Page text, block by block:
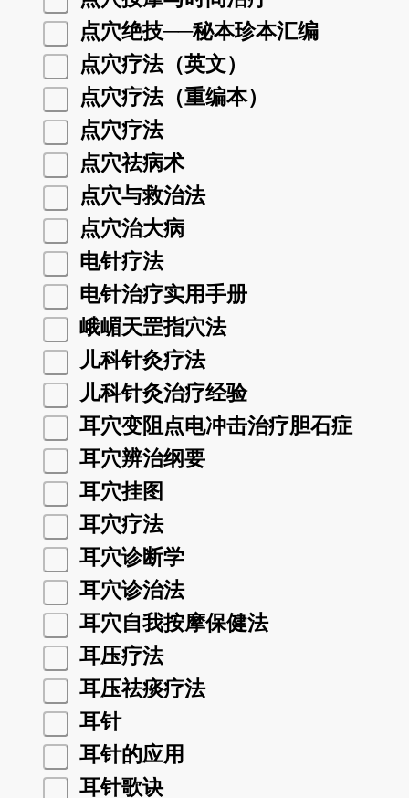
点穴绝技──秘本珍本汇编
点穴疗法（英文）
点穴疗法（重编本）
点穴疗法
点穴祛病术
点穴与救治法
点穴治大病
电针疗法
电针治疗实用手册
峨嵋天罡指穴法
儿科针灸疗法
儿科针灸治疗经验
耳穴变阻点电冲击治疗胆石症
耳穴辨治纲要
耳穴挂图
耳穴疗法
耳穴诊断学
耳穴诊治法
耳穴自我按摩保健法
耳压疗法
耳压祛痰疗法
耳针
耳针的应用
耳针歌诀